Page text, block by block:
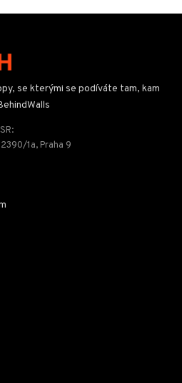
se kterými se podíváte tam, kam
1a, Praha 9